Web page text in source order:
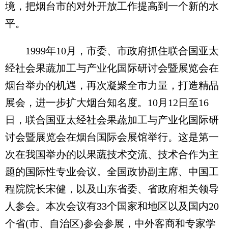
境，把烟台市的对外开放工作提高到一个新的水
平。
1999年10月，市委、市政府抓住联合国亚太
经社会果蔬加工与产业化国际研讨会暨展览会在
烟台举办的机遇，再次凝聚全市力量，打造精品
展会，进一步扩大烟台知名度。10月12日至16
日，联合国亚太经社会果蔬加工与产业化国际研
讨会暨展览会在烟台国际会展馆举行。这是第一
次在我国举办的以果蔬技术交流、技术合作为主
题的国际性专业会议。全国政协副主席、中国工
程院院长宋健，以及山东省委、省政府相关领导
人参会。本次会议有33个国家和地区以及国内20
个省(市、自治区)参会参展，中外客商和专家学